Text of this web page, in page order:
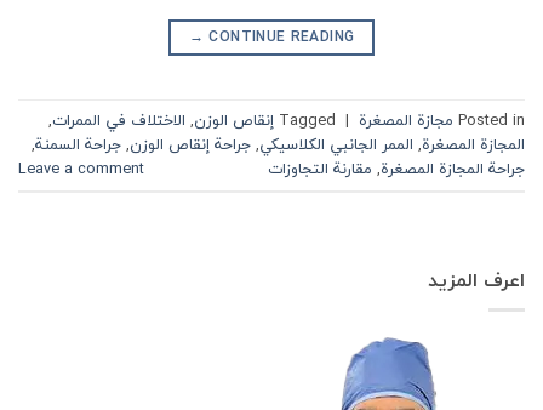
CONTINUE READING
→
Posted in مجازة المصغرة |
Tagged إنقاص الوزن, الاختلاف في الممرات,
المجازة المصغرة, الممر الجانبي الكلاسيكي,جراحة إنقاص الوزن,جراحة السمنة,
جراحة المجازة المصغرة, مقارنة التجاوزات Leave a comment
اعرف المزيد